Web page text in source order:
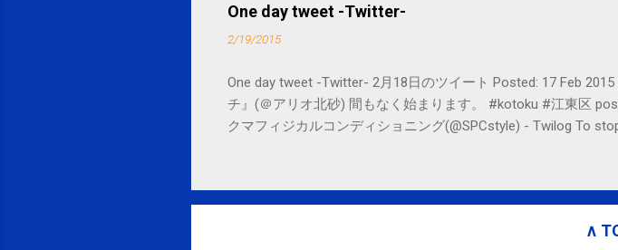
One day tweet -Twitter-
2/19/2015
One day tweet -Twitter- 2月18日のツイート Posted: 17 Feb
チ』(＠アリオ北砂) 間もなく始まります。 #kotoku #江東区
クマフィジカルコンディショニング(@SPCstyle) - Twilog To
∧